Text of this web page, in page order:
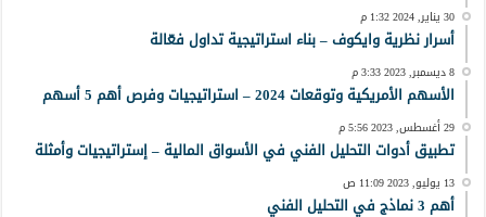
30 يناير, 2024 1:32 م
أسرار نظرية وايكوف – بناء استراتيجية تداول فعّالة
8 ديسمبر, 2023 3:33 م
الأسهم الأمريكية وتوقعات 2024 – استراتيجيات وفرص أهم 5 أسهم
29 أغسطس, 2023 5:56 م
تطبيق أدوات التحليل الفني في الأسواق المالية – إستراتيجيات وأمثلة
13 يوليو, 2023 11:09 ص
أهم 3 نماذج في التحليل الفني